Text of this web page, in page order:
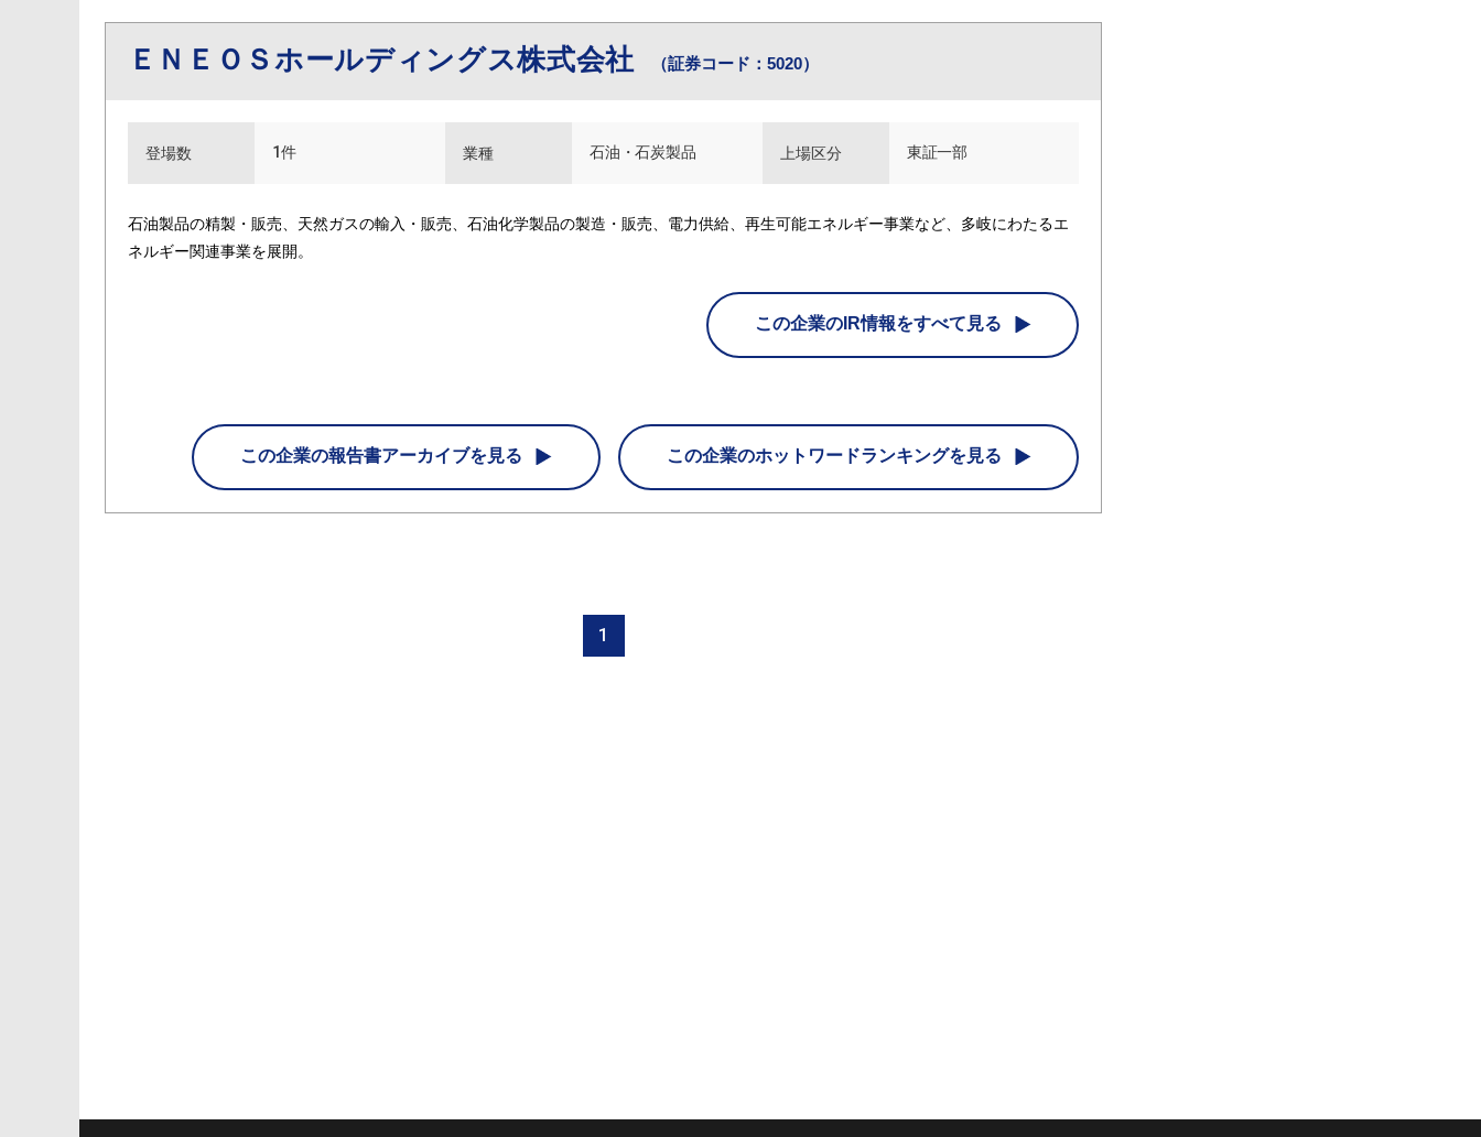
ＥＮＥＯＳホールディングス株式会社 （証券コード：5020）
登場数 1件 業種 石油・石炭製品 上場区分 東証一部
石油製品の精製・販売、天然ガスの輸入・販売、石油化学製品の製造・販売、電力供給、再生可能エネルギー事業など、多岐にわたるエ
ネルギー関連事業を展開。
この企業のIR情報をすべて見る
この企業の報告書アーカイブを見る この企業のホットワードランキングを見る
1